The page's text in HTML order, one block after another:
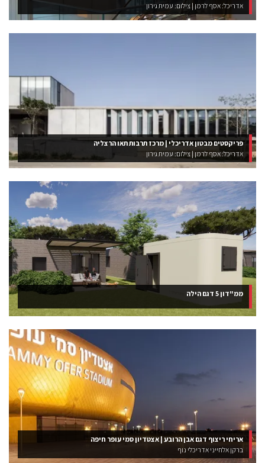
אדריכל: אסף לרמן | צילום: עמית גירון
פריקסטים מבטון אדריכלי | מרכז תרבות תאו הרצליה
אדריכל: אסף לרמן | צילום: עמית גירון
ממ"דון 5 דגם הילה
אריחי ריצוף דגם אבן הרובע | אצטדיון סמי עופר חיפה
ברקן אלחייני אדריכלי נוף